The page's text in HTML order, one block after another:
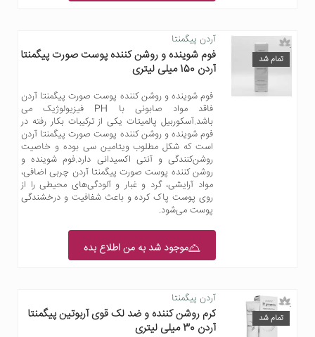
تمام شد
آردن پیگمنتا
فوم شوینده و روشن کننده پوست صورت پیگمنتا
آردن 150 میلی لیتری
فوم شوینده و روشن کننده پوست صورت پیگمنتا آردن
فاقد مواد صابونی با PH فیزیولوژیک می
باشد.آسکوربیل پالمیتات یکی از ترکیبات بکار رفته در
فوم شوینده و روشن کننده پوست صورت پیگمنتا آردن
است که شکل مطلوب ویتامین سی بوده و خاصیت
روشن‌کنندگی و آنتی اکسیدانی دارد.فوم شوینده و
روشن کننده پوست صورت پیگمنتا آردن چربی اضافی،
مواد آرایشی، گرد و غبار و آلودگی‌های محیطی را از
روی پوست پاک کرده و باعث شفافیت و درخشندگی
پوست می‌شود.
موجود شد به من اطلاع بده
تمام شد
آردن پیگمنتا
کرم روشن کننده و ضد لک قوی آربوتین پیگمنتا
آردن 30 میلی لیتری